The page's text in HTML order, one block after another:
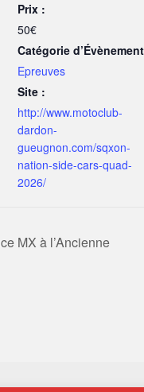
Prix :
50€
Catégorie
Epreuves
Site :
http://www.motoclub-
dardon-
gueugnon.com/sqxon-
nation-side-cars-quad-
2026/
MX à l’Ancienne